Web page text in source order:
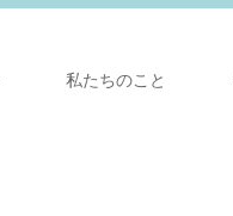
私たちのこと